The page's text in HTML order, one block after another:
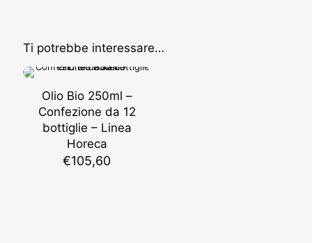
Ti potrebbe interessare…
Olio Bio 250ml –
Confezione da 12
bottiglie – Linea
Horeca
€105,60